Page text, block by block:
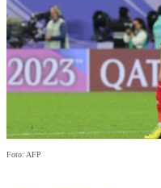
Foto: AFP